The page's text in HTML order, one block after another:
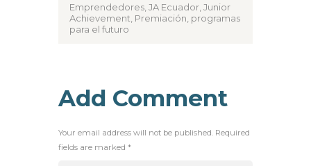
Emprendedores ,JA Ecuador ,Junior
Achievement Premiación programas
para el futuro
Add Comment
Your email address will not be published. Required
fields are marked *